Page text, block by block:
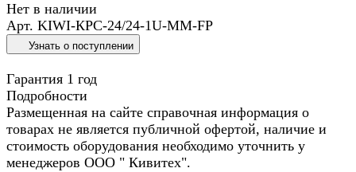
Нет в наличии
Арт. KIWI-КРС-24/24-1U-MM-FP
Узнать о поступлении
Гарантия 1 год
Подробности
Размещенная на сайте справочная информация о
товарах не является публичной офертой, наличие и
стоимость оборудования необходимо уточнить у
менеджеров ООО " Кивитех".